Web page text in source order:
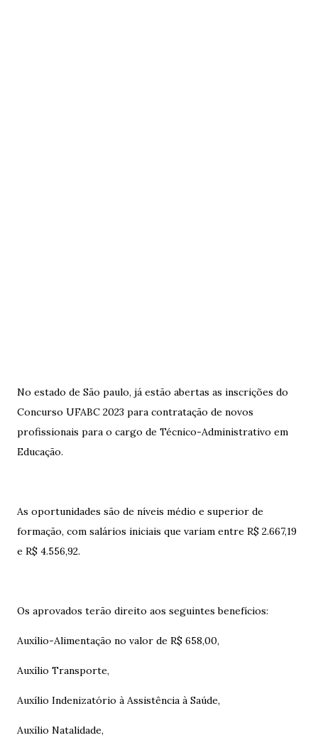
No estado de São paulo, já estão abertas as inscrições do
Concurso UFABC 2023 para contratação de novos
profissionais para o cargo de Técnico-Administrativo em
Educação.
As oportunidades são de níveis médio e superior de
formação, com salários iniciais que variam entre R$ 2.667,19
e R$ 4.556,92.
Os aprovados terão direito aos seguintes benefícios:
Auxílio-Alimentação no valor de R$ 658,00,
Auxílio Transporte,
Auxílio Indenizatório à Assistência à Saúde,
Auxílio Natalidade,